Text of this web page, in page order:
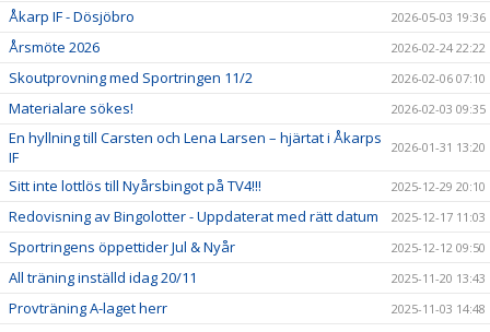
Åkarp IF - Dösjöbro 2026-05-03 19:36
Årsmöte 2026 2026-02-24 22:22
Skoutprovning med Sportringen 11/2 2026-02-06 07:10
Materialare sökes! 2026-02-03 09:35
En hyllning till Carsten och Lena Larsen – hjärtat i Åkarps
IF
2026-01-31 13:20
Sitt inte lottlös till Nyårsbingot på TV4!!! 2025-12-29 20:10
Redovisning av Bingolotter - Uppdaterat med rätt datum 2025-12-17 11:03
Sportringens öppettider Jul & Nyår 2025-12-12 09:50
All träning inställd idag 20/11 2025-11-20 13:43
Provträning A-laget herr 2025-11-03 14:48